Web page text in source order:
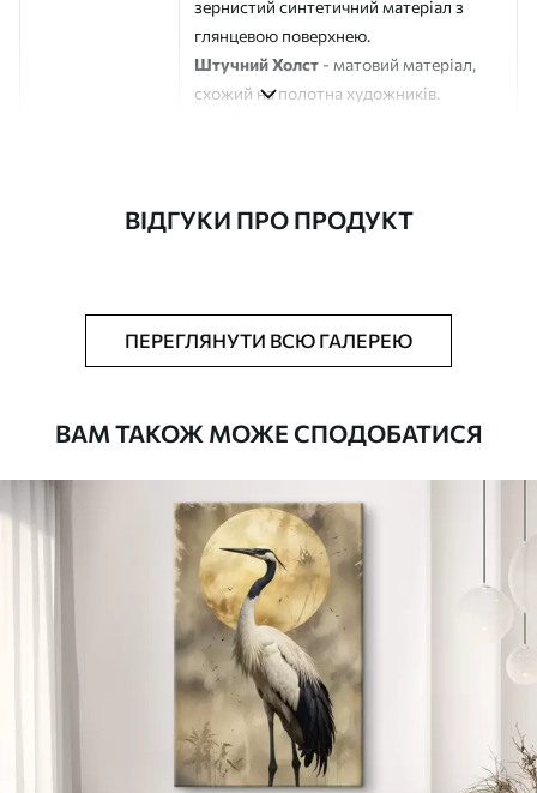
зернистий синтетичний матеріал з
глянцевою поверхнею.
Штучний Холст - матовий матеріал,
схожий на полотна художників.
Додатково Можна додати лакове покриття.
Від290.00грн
✓ Яскраві, насичені кольори
Стійкість до вицвітання
Безпечне чорнило без запаху
Поверхня з текстурою полотна
Екологічний матеріал
Яскраві, насичені кольори
ВІДГУКИ ПРО ПРОДУКТ
ПЕРЕГЛЯНУТИ ВСЮ ГАЛЕРЕЮ
ВАМ ТАКОЖ МОЖЕ СПОДОБАТИСЯ